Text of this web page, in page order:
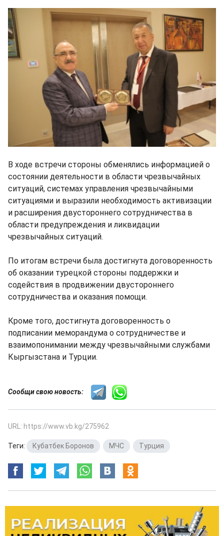
В ходе встречи стороны обменялись информацией о
состоянии деятельности в области чрезвычайных
ситуаций, системах управления чрезвычайными
ситуациями и выразили необходимость активизации
и расширения двустороннего сотрудничества в
области предупреждения и ликвидации
чрезвычайных ситуаций.
По итогам встречи была достигнута договоренность
об оказании турецкой стороны поддержки и
содействия в продвижении двустороннего
сотрудничества и оказания помощи.
Кроме того, достигнута договоренность о
подписании меморандума о сотрудничестве и
взаимопонимании между чрезвычайными службами
Кыргызстана и Турции.
Сообщи свою новость:
URL: https://www.vb.kg/275962
Теги: Кубатбек Боронов МЧС Турция